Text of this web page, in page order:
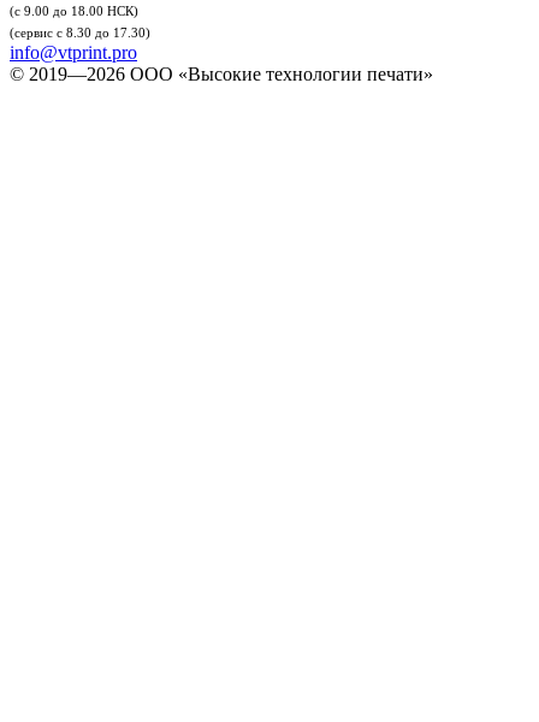
(с 9.00 до 18.00 НСК)
(сервис с 8.30 до 17.30)
info@vtprint.pro
© 2019—2026 ООО «Высокие технологии печати»